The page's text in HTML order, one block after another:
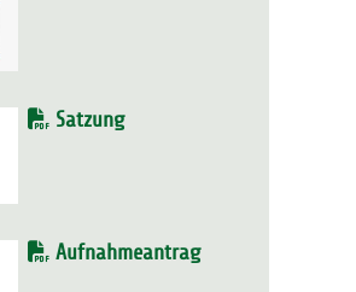
Satzung
Aufnahmeantrag